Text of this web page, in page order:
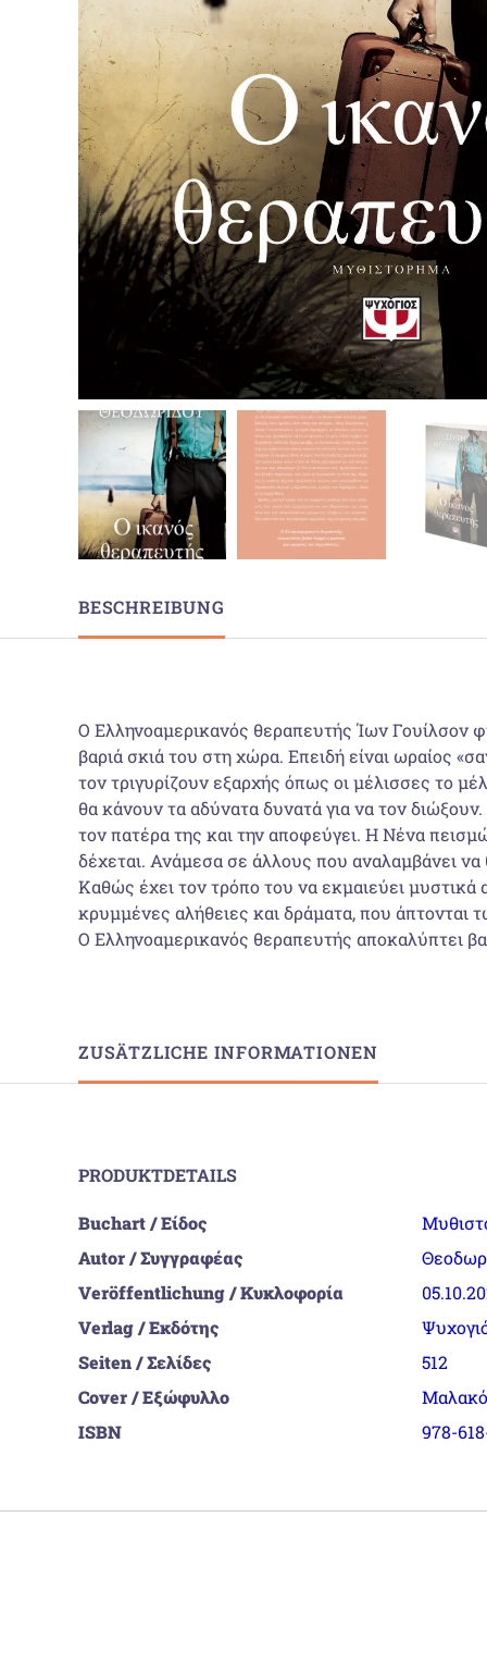
BESCHREIBUNG
Ο Ελληνοαμερικανός θεραπευτής Ίων Γουίλσον
βαριά σκιά του στη χώρα. Επειδή είναι ωραίος
τον τριγυρίζουν εξαρχής όπως οι μέλισσες το
θα κάνουν τα αδύνατα δυνατά για να τον
τον πατέρα της και την αποφεύγει. Η Νένα
δέχεται. Ανάμεσα σε άλλους που αναλαμβάνει
Καθώς έχει τον τρόπο του να εκμαιεύει
κρυμμένες αλήθειες και δράματα, που άπτονται
Ο Ελληνοαμερικανός θεραπευτής αποκαλύπτει
ZUSÄTZLICHE INFORMATIONEN
PRODUKTDETAILS
Buchart / Είδος
Autor / Συγγραφέας
Veröffentlichung / Κυκλοφορία
Verlag / Εκδότης
Seiten / Σελίδες
512
Cover / Εξώφυλλο
ISBN
978-